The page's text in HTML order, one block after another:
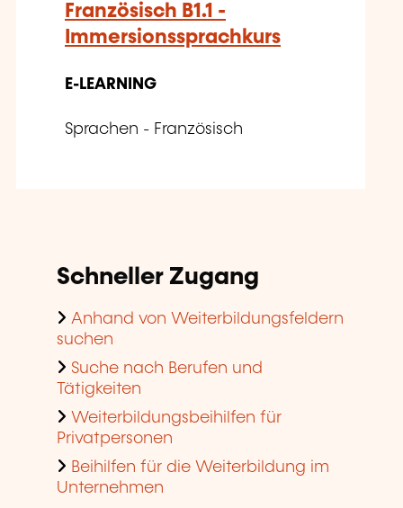
Französisch B1.1 -
Immersionssprachkurs
E-LEARNING
Sprachen - Französisch
Schneller Zugang
Anhand von Weiterbildungsfeldern
suchen
Suche nach Berufen und
Tätigkeiten
Weiterbildungsbeihilfen für
Privatpersonen
Beihilfen für die Weiterbildung im
Unternehmen